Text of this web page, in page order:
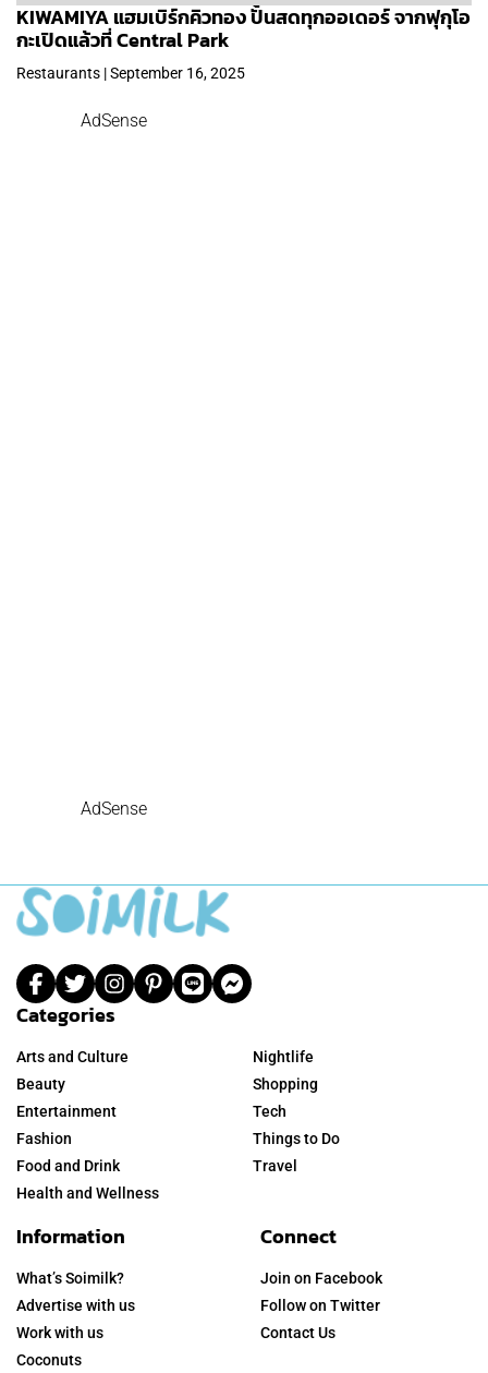
KIWAMIYA แฮมเบิร์กคิวทอง ปั้นสดทุกออเดอร์ จากฟุกุโอ
กะเปิดแล้วที่ Central Park
Restaurants | September 16, 2025
AdSense
AdSense
Categories
Arts and Culture
Beauty
Entertainment
Fashion
Food and Drink
Health and Wellness
Nightlife
Shopping
Tech
Things to Do
Travel
Information
What’s Soimilk?
Advertise with us
Work with us
Coconuts
Connect
Join on Facebook
Follow on Twitter
Contact Us